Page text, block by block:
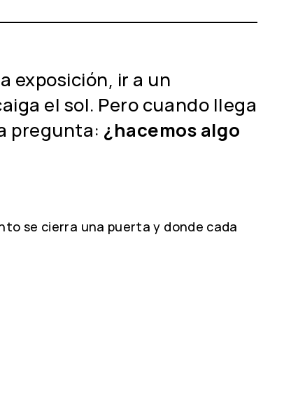
exposición, ir a un
el sol. Pero cuando llega
pregunta: ¿hacemos algo
se cierra una puerta y donde cada